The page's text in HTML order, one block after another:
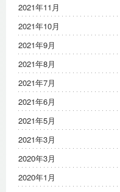
2021年11月
2021年10月
2021年9月
2021年8月
2021年7月
2021年6月
2021年5月
2021年3月
2020年3月
2020年1月